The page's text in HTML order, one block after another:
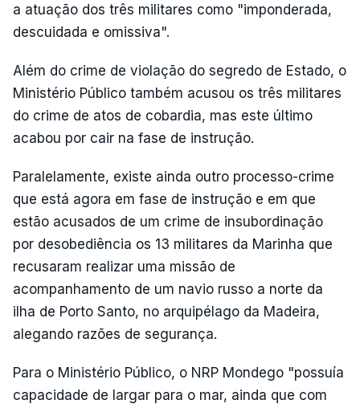
a atuação dos três militares como "imponderada,
descuidada e omissiva".
Além do crime de violação do segredo de Estado, o
Ministério Público também acusou os três militares
do crime de atos de cobardia, mas este último
acabou por cair na fase de instrução.
Paralelamente, existe ainda outro processo-crime
que está agora em fase de instrução e em que
estão acusados de um crime de insubordinação
por desobediência os 13 militares da Marinha que
recusaram realizar uma missão de
acompanhamento de um navio russo a norte da
ilha de Porto Santo, no arquipélago da Madeira,
alegando razões de segurança.
Para o Ministério Público, o NRP Mondego "possuía
capacidade de largar para o mar, ainda que com